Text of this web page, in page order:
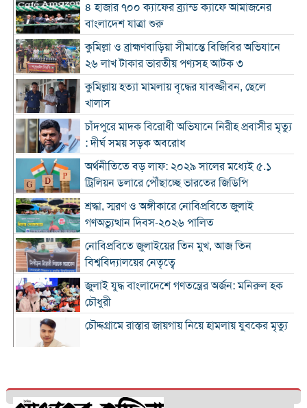
৪ হাজার ৭০০ ক্যাফের ব্র্যান্ড ক্যাফে আমাজনের
বাংলাদেশ যাত্রা শুরু
কুমিল্লা ও ব্রাহ্মণবাড়িয়া সীমান্তে বিজিবির অভিযানে
২৬ লাখ টাকার ভারতীয় পণ্যসহ আটক ৩
কুমিল্লায় হত্যা মামলায় বৃদ্ধের যাবজ্জীবন, ছেলে
খালাস
চাঁদপুরে মাদক বিরোধী অভিযানে নিরীহ প্রবাসীর মৃত্যু
: দীর্ঘ সময় সড়ক অবরোধ
অর্থনীতিতে বড় লাফ: ২০২৯ সালের মধ্যেই ৫.১
ট্রিলিয়ন ডলারে পৌঁছাচ্ছে ভারতের জিডিপি
শ্রদ্ধা, স্মরণ ও অঙ্গীকারে নোবিপ্রবিতে জুলাই
গণঅভ্যুত্থান দিবস-২০২৬ পালিত
নোবিপ্রবিতে জুলাইয়ের তিন মুখ, আজ তিন
বিশ্ববিদ্যালয়ের নেতৃত্বে
জুলাই যুদ্ধ বাংলাদেশে গণতন্ত্রের অর্জন: মনিরুল হক
চৌধুরী
চৌদ্দগ্রামে রাস্তার জায়গায় নিয়ে হামলায় যুবকের মৃত্যু
কুমিল্লায় শ্বশুরবাড়িতে নাস্তা না দেওয়া নিয়ে বিরোধ,